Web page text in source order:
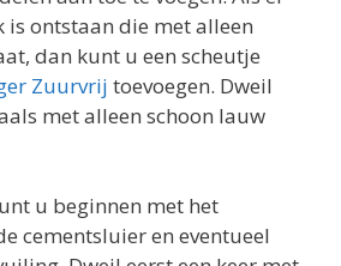
is ontstaan die met alleen
dan kunt u een scheutje
Zuurvrij toevoegen. Dweil
met alleen schoon lauw
u beginnen met het
cementsluier en eventueel